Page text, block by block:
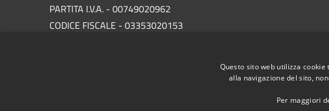
PARTITA I.V.A. - 00749020962
CODICE FISCALE - 03353020153
Questo sito web utilizza
alla navigazione del sito,
Per maggiori